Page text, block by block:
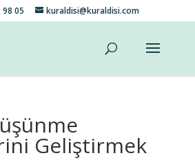
98 05 kuraldisi@kuraldisi.com
Geliştirmek